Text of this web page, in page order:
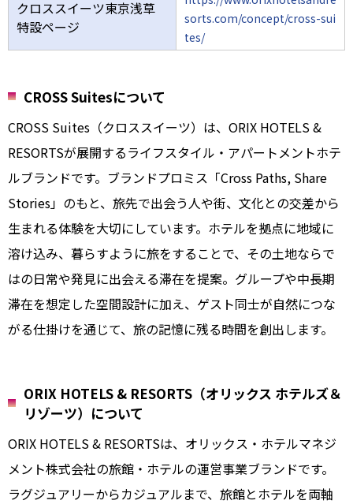
クロススイーツ東京浅草
特設ページ
sorts.com/concept/cross-sui
tes/
CROSS Suitesについて
CROSS Suites（クロススイーツ）は、ORIX HOTELS &
RESORTSが展開するライフスタイル・アパートメントホテ
ルブランドです。ブランドプロミス「Cross Paths, Share
Stories」のもと、旅先で出会う人や街、文化との交差から
生まれる体験を大切にしています。ホテルを拠点に地域に
溶け込み、暮らすように旅をすることで、その土地ならで
はの日常や発見に出会える滞在を提案。グループや中長期
滞在を想定した空間設計に加え、ゲスト同士が自然につな
がる仕掛けを通じて、旅の記憶に残る時間を創出します。
ORIX HOTELS & RESORTS（オリックス ホテルズ＆
リゾーツ）について
ORIX HOTELS & RESORTSは、オリックス・ホテルマネジ
メント株式会社の旅館・ホテルの運営事業ブランドです。
ラグジュアリーからカジュアルまで、旅館とホテルを両軸